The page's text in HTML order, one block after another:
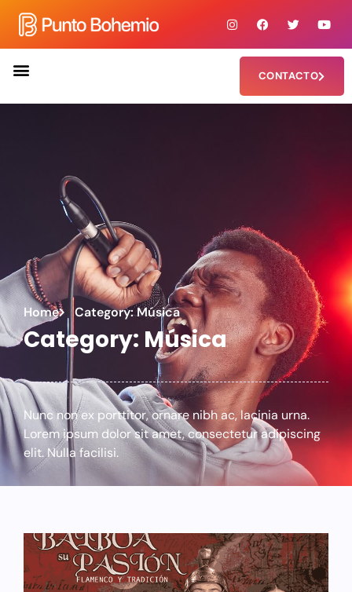
CONTACTO
Home Category: Música
Category: Música
Nunc non ex porttitor, ornare nibh ac, lacinia urna.
Lorem ipsum dolor sit amet, consectetur adipiscing
elit. Nulla facilisi.